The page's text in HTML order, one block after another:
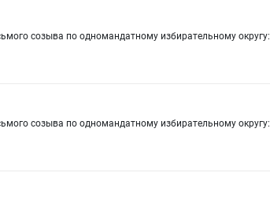
созыва по одномандатному избирательному округу:
созыва по одномандатному избирательному округу: